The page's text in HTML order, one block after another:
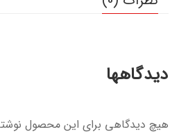
دیدگاهها
هیچ دیدگاهی برای این محصول